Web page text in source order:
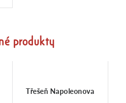
produkty
Třešeň Napoleonova